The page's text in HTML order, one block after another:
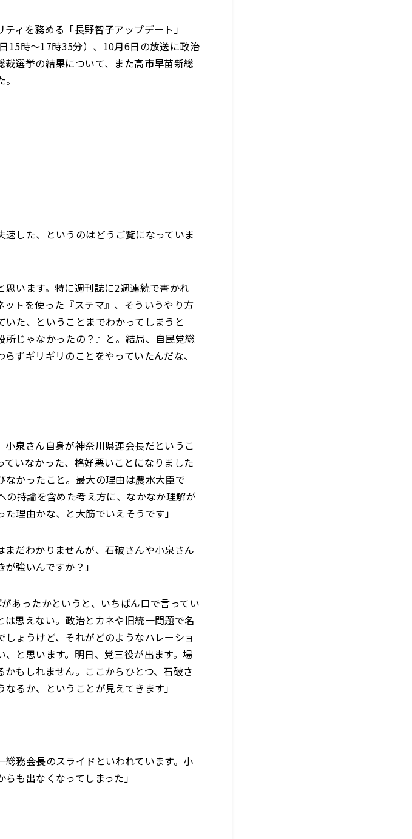
ィを務める「長野智子アップデート」
15時～17時35分）、10月6日の放送に政治
選挙の結果について、また高市早苗新総
速した、というのはどうご覧になっていま
思います。特に週刊誌に2週連続で書かれ
トを使った『ステマ』、そういうやり方
た、ということまでわかってしまうと
所じゃなかったの？』と。結局、自民党総
ずギリギリのことをやっていたんだな、
小泉さん自身が神奈川県連会長だというこ
いなかった、格好悪いことになりました
かったこと。最大の理由は農水大臣で
の持論を含めた考え方に、なかなか理解が
理由かな、と大筋でいえそうです」
まだわかりませんが、石破さんや小泉さん
強いんですか？」
あったかというと、いちばん口で言ってい
思えない。政治とカネや旧統一問題で名
ょうけど、それがどのようなハレーショ
と思います。明日、党三役が出ます。場
もしれません。ここからひとつ、石破さ
るか、ということが見えてきます」
総務会長のスライドといわれています。小
も出なくなってしまった」